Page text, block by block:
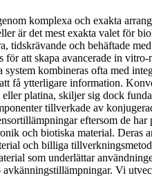
komplexa och exakta
är det mest exakta valet för
tidskrävande och behäftade
att skapa avancerade in
kombineras ofta med
få ytterligare information.
platina, skiljer sig dock
tillverkade av
eftersom de har
och biotiska material. Deras
och billiga
som underlättar
Vi